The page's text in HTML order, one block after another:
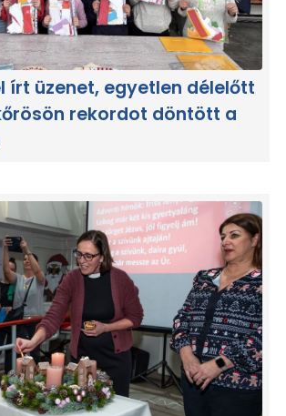
írt üzenet, egyetlen délelőtt
rekordot döntött a